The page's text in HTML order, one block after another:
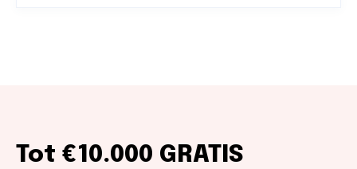
Tot €10.000 GRATIS